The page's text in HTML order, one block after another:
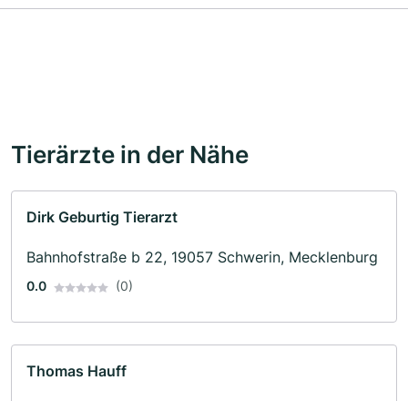
Tierärzte in der Nähe
Dirk Geburtig Tierarzt
Bahnhofstraße b 22, 19057 Schwerin, Mecklenburg
0.0 (0)
Thomas Hauff